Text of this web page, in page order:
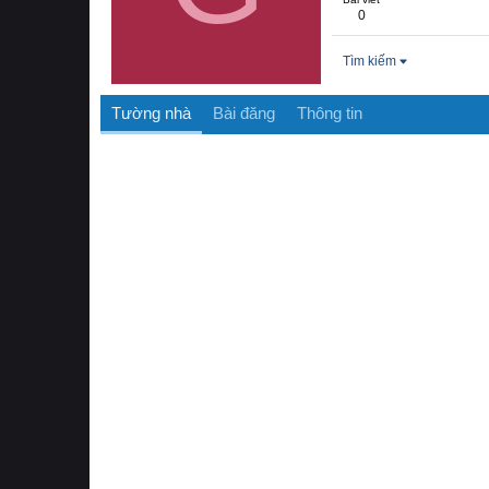
0
Tìm kiếm
Tường nhà Bài đăng Thông tin